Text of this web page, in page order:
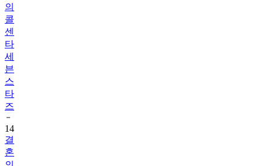
의
콜
센
타
세
븐
스
타
즈
14
결
혼